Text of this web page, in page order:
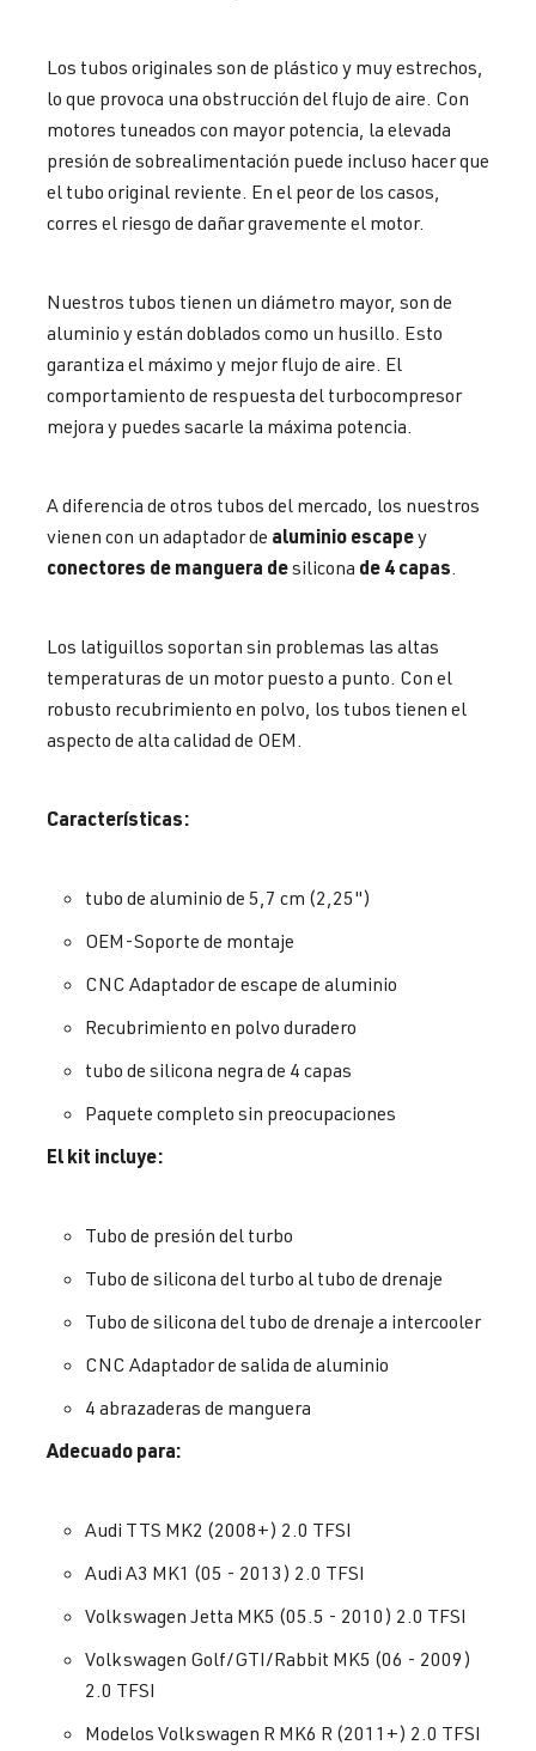
Los tubos originales son de plástico y muy estrechos,
lo que provoca una obstrucción del flujo de aire. Con
motores tuneados con mayor potencia, la elevada
presión de sobrealimentación puede incluso hacer que
el tubo original reviente. En el peor de los casos,
corres el riesgo de dañar gravemente el motor.
Nuestros tubos tienen un diámetro mayor, son de
aluminio y están doblados como un husillo. Esto
garantiza el máximo y mejor flujo de aire. El
comportamiento de respuesta del turbocompresor
mejora y puedes sacarle la máxima potencia.
A diferencia de otros tubos del mercado, los nuestros
vienen con un adaptador de aluminio escapey
conectores de manguera desilicona de 4 capas.
Los latiguillos soportan sin problemas las altas
temperaturas de un motor puesto a punto. Con el
robusto recubrimiento en polvo, los tubos tienen el
aspecto de alta calidad de OEM.
Características:
tubo de aluminio de 5,7 cm (2,25")
OEM-Soporte de montaje
CNC Adaptador de escape de aluminio
Recubrimiento en polvo duradero
tubo de silicona negra de 4 capas
Paquete completo sin preocupaciones
El kit incluye:
Tubo de presión del turbo
Tubo de silicona del turbo al tubo de drenaje
Tubo de silicona del tubo de drenaje a intercooler
CNC Adaptador de salida de aluminio
4 abrazaderas de manguera
Adecuado para:
Audi TTS MK2 (2008+) 2.0 TFSI
Audi A3 MK1 (05 - 2013) 2.0 TFSI
Volkswagen Jetta MK5 (05.5 - 2010) 2.0 TFSI
Volkswagen Golf/GTI/Rabbit MK5 (06 - 2009)
2.0 TFSI
Modelos Volkswagen R MK6 R (2011+) 2.0 TFSI